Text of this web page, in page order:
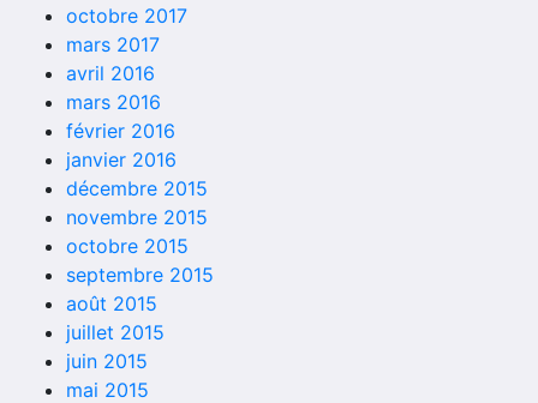
octobre 2017
mars 2017
avril 2016
mars 2016
février 2016
janvier 2016
décembre 2015
novembre 2015
octobre 2015
septembre 2015
août 2015
juillet 2015
juin 2015
mai 2015